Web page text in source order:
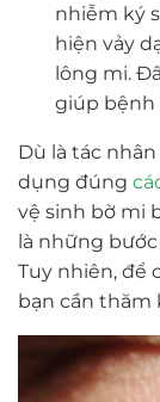
nhiễm ký
hiện vảy
lông mi.
giúp bệnh
Dù là tác
dụng đúng
vệ sinh bờ mi
là những
Tuy nhiên, để
bạn cần thăm